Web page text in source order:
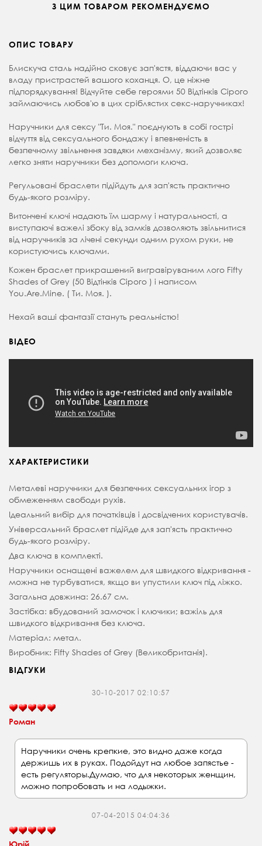
З ЦИМ ТОВАРОМ РЕКОМЕНДУЄМО
ОПИС ТОВАРУ
Блискуча сталь надійно сковує зап'ястя, віддаючи вас у
владу пристрастей вашого коханця. О, це ніжне
підпорядкування! Відчуйте себе героями 50 Відтінків Сірого
займаючись любов'ю в цих сріблястих секс-наручниках!
Наручники для сексу "Ти. Моя." поєднують в собі гострі
відчуття від сексуального бондажу і впевненість в
безпечному звільнення завдяки механізму, який дозволяє
легко зняти наручники без допомоги ключа.
Регульовані браслети підійдуть для зап'ясть практично
будь-якого розміру.
Витончені ключі надають їм шарму і натуральності, а
виступаючі важелі збоку від замків дозволяють звільнитися
від наручників за лічені секунди одним рухом руки, не
користуючись ключами.
Кожен браслет прикрашений вигравіруваним лого Fifty
Shades of Grey (50 Відтінків Сірого ) і написом
You.Are.Mine. ( Ти. Моя. ).
Нехай ваші фантазії стануть реальністю!
ВІДЕО
ХАРАКТЕРИСТИКИ
Металеві наручники для безпечних сексуальних ігор з
обмеженням свободи рухів.
Ідеальний вибір для початківців і досвідчених користувачів.
Універсальний браслет підійде для зап'ясть практично
будь-якого розміру.
Два ключа в комплекті.
Наручники оснащені важелем для швидкого відкривання -
можна не турбуватися, якщо ви упустили ключ під ліжко.
Загальна довжина: 26.67 см.
Застібка: вбудований замочок і ключики; важіль для
швидкого відкривання без ключа.
Матеріал: метал.
Виробник: Fifty Shades of Grey (Великобританія).
ВІДГУКИ
30-10-2017 02:10:57
Роман
Наручники очень крепкие, это видно даже когда
держишь их в руках. Подойдут на любое запястье -
есть регуляторы.Думаю, что для некоторых женщин,
можно попробовать и на лодыжки.
07-04-2015 04:04:36
Юрій